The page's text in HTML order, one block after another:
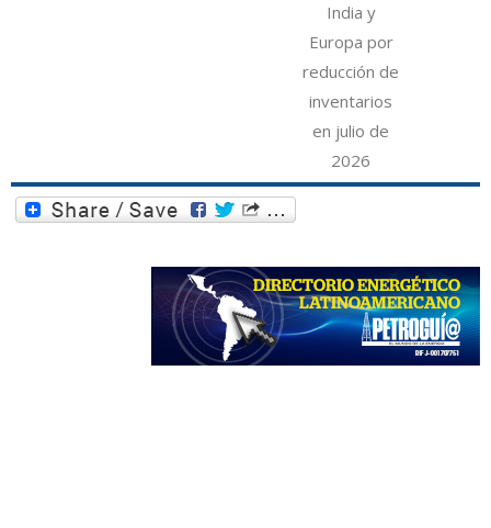
India y
Europa por
reducción de
inventarios
en julio de
2026